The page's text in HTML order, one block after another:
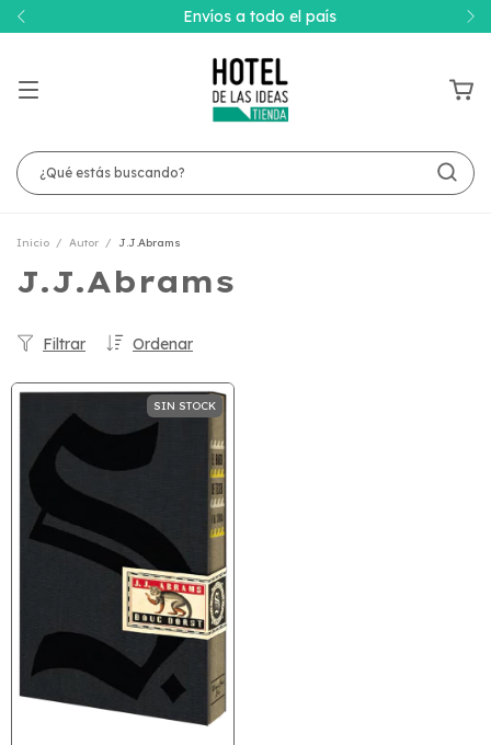
Envíos a todo el país
Inicio / Autor / J.J.Abrams
J.J.Abrams
Ordenar
Filtrar
SIN STOCK